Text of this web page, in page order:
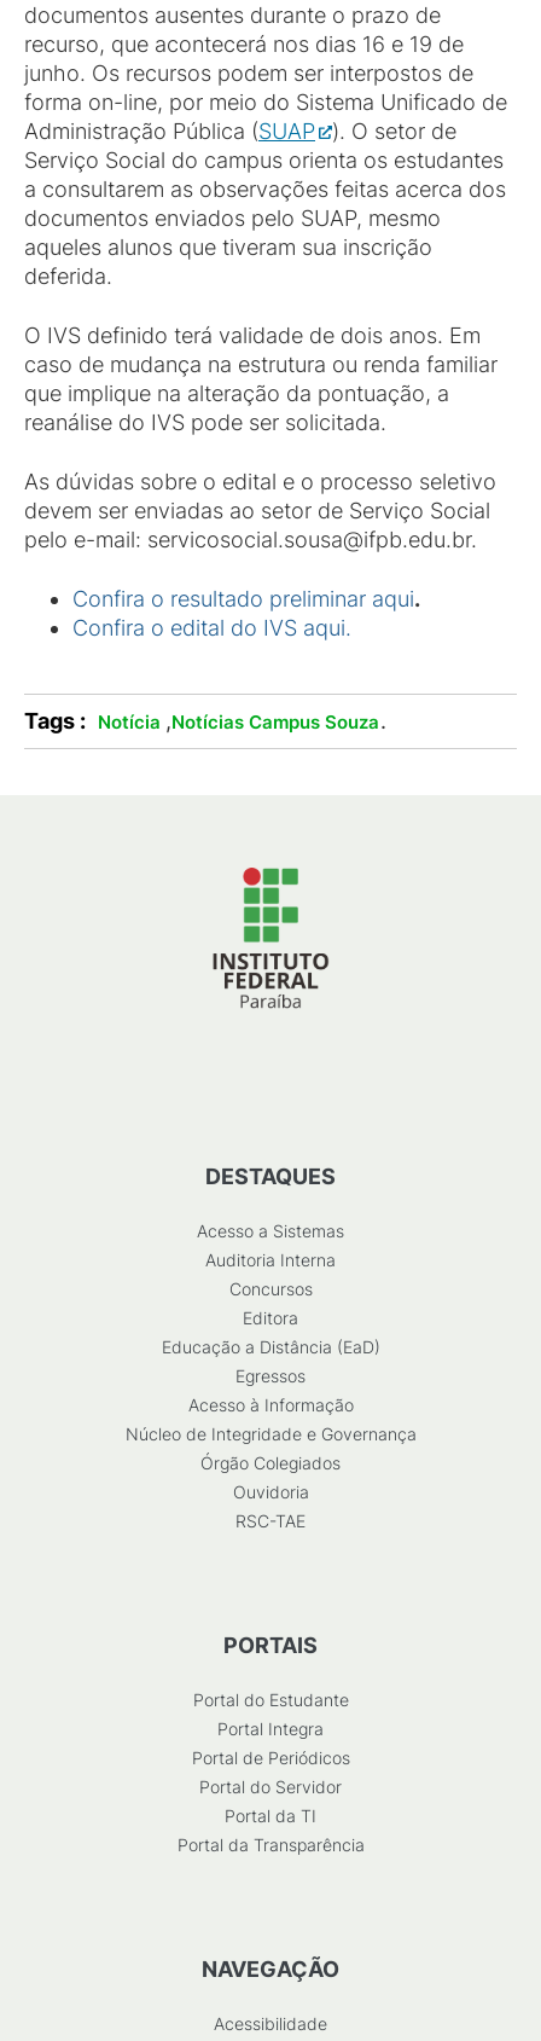
documentos ausentes durante o prazo de
recurso, que acontecerá nos dias 16 e 19 de
junho. Os recursos podem ser interpostos de
forma on-line, por meio do Sistema Unificado de
Administração Pública (SUAP
). O setor de
Serviço Social do campus orienta os estudantes
a consultarem as observações feitas acerca dos
documentos enviados pelo SUAP, mesmo
aqueles alunos que tiveram sua inscrição
deferida.
O IVS definido terá validade de dois anos. Em
caso de mudança na estrutura ou renda familiar
que implique na alteração da pontuação, a
reanálise do IVS pode ser solicitada.
As dúvidas sobre o edital e o processo seletivo
devem ser enviadas ao setor de Serviço Social
pelo e-mail: servicosocial.sousa@ifpb.edu.br.
Confira o resultado preliminar aqui.
Confira o edital do IVS aqui.
Tags : Notícia ,Notícias Campus Souza.
DESTAQUES
Acesso a Sistemas
Auditoria Interna
Concursos
Editora
Educação a Distância (EaD)
Egressos
Acesso à Informação
Núcleo de Integridade e Governança
Órgão Colegiados
Ouvidoria
RSC-TAE
PORTAIS
Portal do Estudante
Portal Integra
Portal de Periódicos
Portal do Servidor
Portal da TI
Portal da Transparência
NAVEGAÇÃO
Acessibilidade